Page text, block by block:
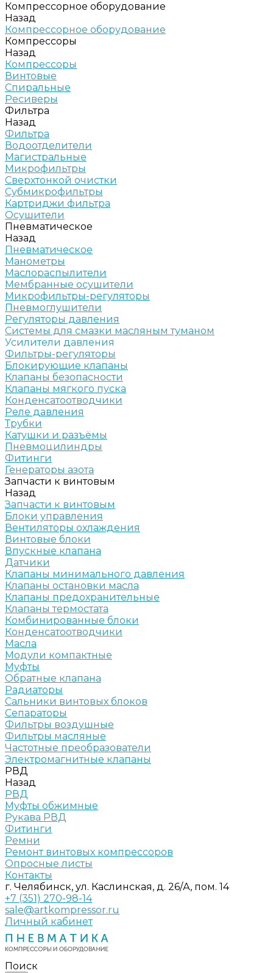
Компрессорное оборудование
Назад
Компрессорное оборудование
Компрессоры
Назад
Компрессоры
Винтовые
Спиральные
Ресиверы
Фильтра
Назад
Фильтра
Водоотделители
Магистральные
Микрофильтры
Сверхтонкой очистки
Субмикрофильтры
Картриджи фильтра
Осушители
Пневматическое
Назад
Пневматическое
Манометры
Маслораспылители
Мембранные осушители
Микрофильтры-регуляторы
Пневмоглушители
Регуляторы давления
Системы для смазки масляным туманом
Усилители давления
Фильтры-регуляторы
Блокирующие клапаны
Клапаны безопасности
Клапаны мягкого пуска
Конденсатоотводчики
Реле давления
Трубки
Катушки и разъёмы
Пневмоцилиндры
Фитинги
Генераторы азота
Запчасти к винтовым
Назад
Запчасти к винтовым
Блоки управления
Вентиляторы охлаждения
Винтовые блоки
Впускные клапана
Датчики
Клапаны минимального давления
Клапаны остановки масла
Клапаны предохранительные
Клапаны термостата
Комбинированные блоки
Конденсатоотводчики
Масла
Модули компактные
Муфты
Обратные клапана
Радиаторы
Сальники винтовых блоков
Сепараторы
Фильтры воздушные
Фильтры масляные
Частотные преобразователи
Электромагнитные клапаны
РВД
Назад
РВД
Муфты обжимные
Рукава РВД
Фитинги
Ремни
Ремонт винтовых компрессоров
Опросные листы
Контакты
г. Челябинск, ул. Каслинская, д. 26/А, пом. 14
+7 (351) 270-98-14
sale@artkompressor.ru
Личный кабинет
Поиск